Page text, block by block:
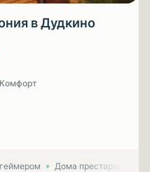
в Дудкино
Комфорт
Дома престарелых